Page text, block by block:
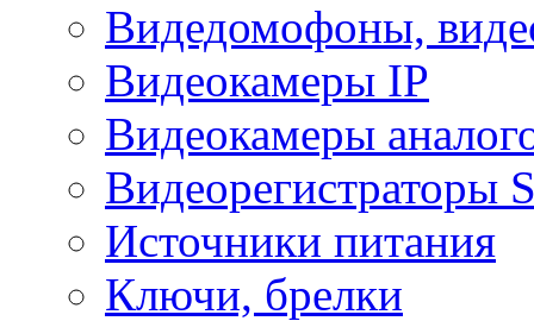
Видедомофоны,
Видеокамеры IP
Видеокамеры
Видеорегистраторы
Источники питания
Ключи, брелки